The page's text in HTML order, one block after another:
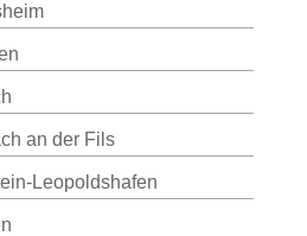
an der Fils
Leopoldshafen